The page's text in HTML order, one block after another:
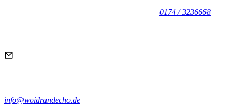
0174 / 3236668
info@woidrandecho.de